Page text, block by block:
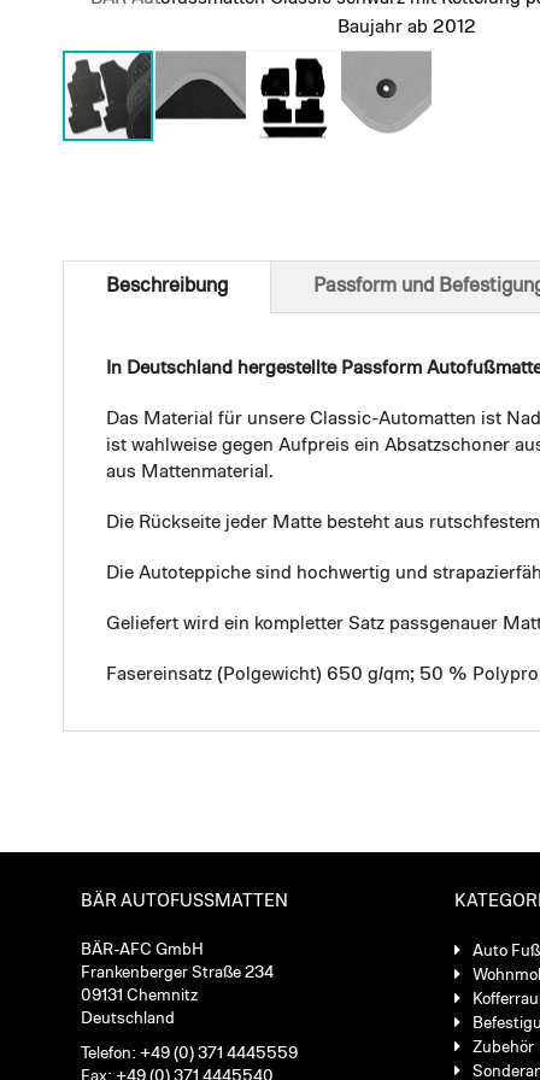
Baujahr ab 2012
of
Beschreibung
In Deutschland hergestellte Passform
Das Material für unsere Classic-Automatten ist
ist wahlweise gegen Aufpreis ein Absatzschoner
aus Mattenmaterial.
Die Rückseite jeder Matte besteht aus
Die Autoteppiche sind hochwertig und
Geliefert wird ein kompletter Satz passgenauer
Fasereinsatz (Polgewicht) 650 g/qm; 50 %
Passform und
BÄR AUTOFUSSMATTEN
BÄR-AFC GmbH
Frankenberger Straße 234
09131 Chemnitz
Deutschland
Telefon: +49 (0) 371 4445559
Fax: +49 (0) 371 4445540
Auto
Zubehör